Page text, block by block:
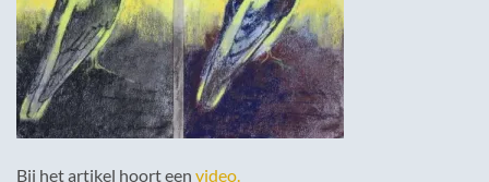
Bij het artikel hoort een video.